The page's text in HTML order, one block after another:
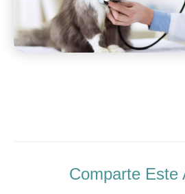
Comparte Este